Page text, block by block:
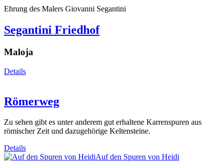
Ehrung des Malers Giovanni Segantini
Segantini Friedhof
Maloja
Details
Römerweg
Zu sehen gibt es unter anderem gut erhaltene Karrenspuren aus
römischer Zeit und dazugehörige Keltensteine.
Details
Auf den Spuren von Heidi